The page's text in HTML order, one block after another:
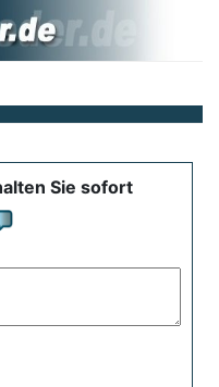
Sie sofort